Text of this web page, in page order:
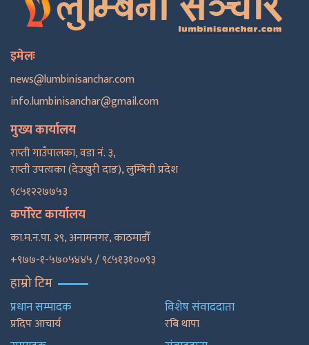
इमेलः
news@lumbinisanchar.com
info.lumbinisanchar@gmail.com
मुख्य कार्यालय
राप्ती गाउँपालका, वडा नं. ३,
राप्ती उपत्यका (देउखुरी दाङ), लुम्बिनी प्रदेश
९८५१२२७७५३
कर्पोरेट कार्यालय
का.म.न.पा. २९, अनामनगर, काठमाडाैँ
+९७७-१-५७०५४४५ / ९८५१३१००९३
हाम्रो टिम
प्रधान सम्पादक
प्रदिप आचार्य
विशेष संवाददाता
रबि थापा